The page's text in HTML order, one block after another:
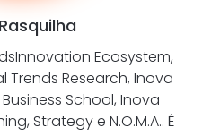
Ecosystem,
Research, Inova
School, Inova
Strategy e N.O.M.A.. É